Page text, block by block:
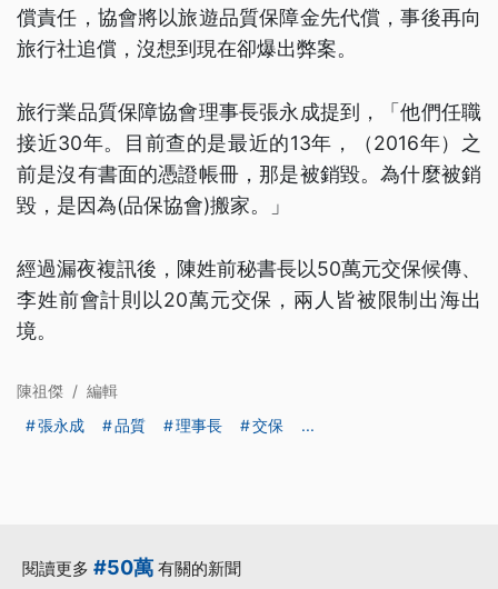
償責任，協會將以旅遊品質保障金先代償，事後再向
旅行社追償，沒想到現在卻爆出弊案。
旅行業品質保障協會理事長張永成提到，「他們任職
接近30年。目前查的是最近的13年，（2016年）之
前是沒有書面的憑證帳冊，那是被銷毀。為什麼被銷
毀，是因為(品保協會)搬家。」
經過漏夜複訊後，陳姓前秘書長以50萬元交保候傳、
李姓前會計則以20萬元交保，兩人皆被限制出海出
境。
陳祖傑 / 編輯
張永成
品質 理事長 交保 ...
閱讀更多 #50萬 有關的新聞